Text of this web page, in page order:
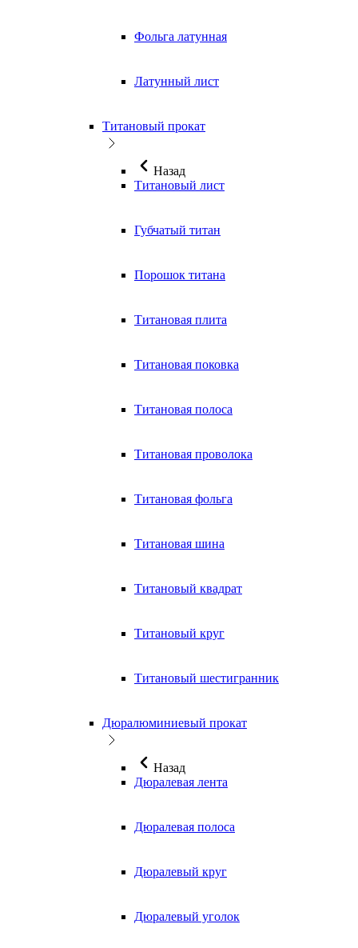
Фольга латунная
Латунный лист
Титановый прокат
Назад
Титановый лист
Губчатый титан
Порошок титана
Титановая плита
Титановая поковка
Титановая полоса
Титановая проволока
Титановая фольга
Титановая шина
Титановый квадрат
Титановый круг
Титановый шестигранник
Дюралюминиевый прокат
Назад
Дюралевая лента
Дюралевая полоса
Дюралевый круг
Дюралевый уголок